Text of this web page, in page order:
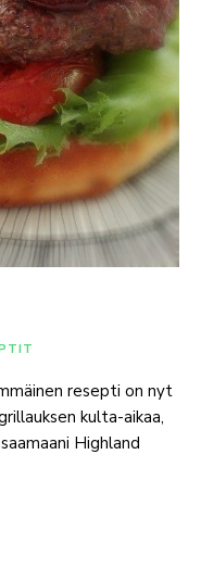
resepti on nyt
kulta-aikaa,
Highland